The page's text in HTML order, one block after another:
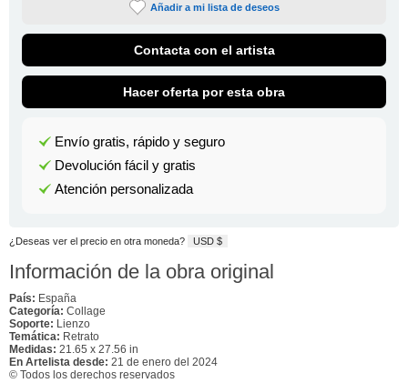
Añadir a mi lista de deseos
Contacta con el artista
Hacer oferta por esta obra
Envío gratis, rápido y seguro
Devolución fácil y gratis
Atención personalizada
¿Deseas ver el precio en otra moneda? USD $
Información de la obra original
País: España
Categoría: Collage
Soporte: Lienzo
Temática: Retrato
Medidas: 21.65 x 27.56 in
En Artelista desde: 21 de enero del 2024
© Todos los derechos reservados